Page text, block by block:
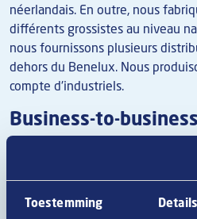
Toestemming Details
néerlandais. En outre, nous
différents grossistes au niveau
nous fournissons plusieurs
dehors du Benelux. Nous
compte d'industriels.
Business-to-
développons des produits dans
souhaits et exigences de nos